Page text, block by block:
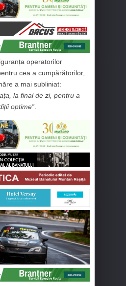
operatorilor
cea a cumpărătorilor,
a mai subliniat:
la final de zi, pentru a
optime”.